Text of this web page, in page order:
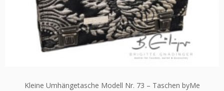
Kleine Umhängetasche Modell Nr. 73 – Taschen byMe